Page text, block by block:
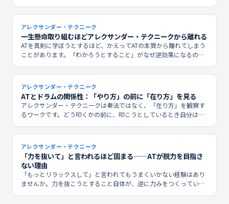
アレクサンダー・テクニーク
一生懸命取り組むほどアレクサンダー・テクニークから離れる
ATを真剣に学ぼうとするほど、かえってATの本質から離れてしまう
ことがあります。「わかろうとすること」がなぜ逆効果になるの
アレクサンダー・テクニーク
ATとドラムの関係性：「やり方」の前に「在り方」を見る
アレクサンダー・テクニークは奏法ではなく、「在り方」を観察す
るワークです。どう叩くかの前に、叩こうとしているとき自分はど
アレクサンダー・テクニーク
「力を抜いて」と言われるほど固まる——ATが脱力を目指さ
ない理由
「もっとリラックスして」と言われてもうまくいかない経験はあり
ませんか。力を抜こうとすること自体が、逆に力みをつくっている